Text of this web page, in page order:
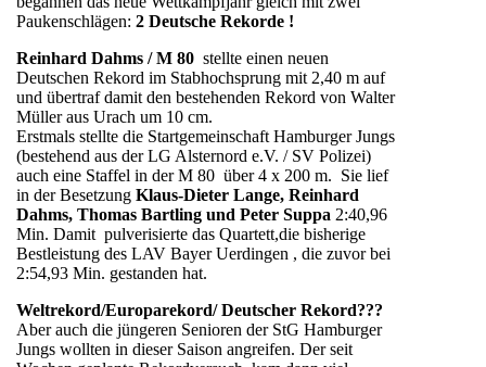
Paukenschlägen:2 Deutsche Rekorde !
Reinhard Dahms / M 80 stellte einen neuen
Deutschen Rekord im Stabhochsprung mit 2,40 m auf
und übertraf damit den bestehenden Rekord von Walter
Müller aus Urach um 10 cm.
Erstmals stellte die Startgemeinschaft Hamburger Jungs
(bestehend aus der LG Alsternord e.V. / SV Polizei)
auch eine Staffel in der M 80 über 4 x 200 m. Sie lief
in der BesetzungKlaus-Dieter Lange, Reinhard
Dahms, Thomas Bartling und Peter Suppa 2:40,96
Min. Damit pulverisierte das Quartett,die bisherige
Bestleistung des LAV Bayer Uerdingen , die zuvor bei
2:54,93 Min. gestanden hat.
Weltrekord/Europarekord/ Deutscher Rekord???
Aber auch die jüngeren Senioren der StG Hamburger
Jungs wollten in dieser Saison angreifen. Der seit